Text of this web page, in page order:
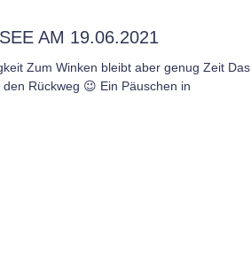
AM 19.06.2021
Zum Winken bleibt aber genug Zeit Das
Rückweg 😉 Ein Päuschen in